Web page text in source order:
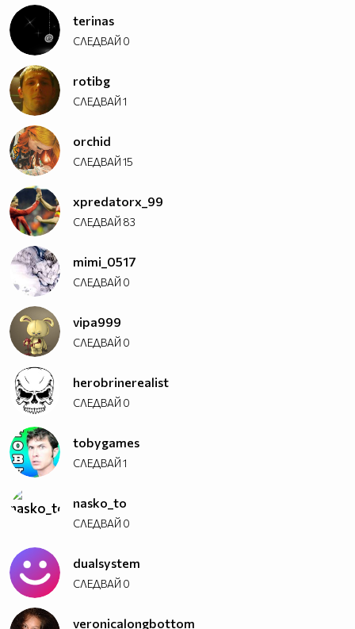
terinas
СЛЕДВАЙ 0
rotibg
СЛЕДВАЙ1
orchid
СЛЕДВАЙ15
xpredatorx_99
СЛЕДВАЙ 83
mimi_0517
СЛЕДВАЙ 0
vipa999
СЛЕДВАЙ 0
herobrinerealist
СЛЕДВАЙ 0
tobygames
СЛЕДВАЙ1
nasko_to
СЛЕДВАЙ 0
dualsystem
СЛЕДВАЙ 0
veronicalongbottom